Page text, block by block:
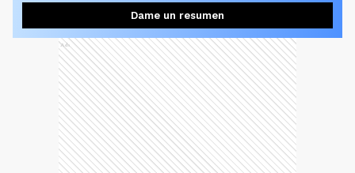
Dame un resumen
Ads